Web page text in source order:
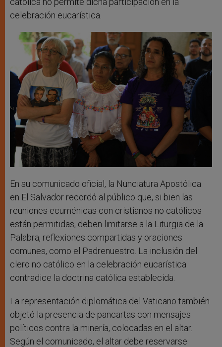
celebración eucarística.
En su comunicado oficial, la Nunciatura Apostólica
en El Salvador recordó al público que, si bien las
reuniones ecuménicas con cristianos no católicos
están permitidas, deben limitarse a la Liturgia de la
Palabra, reflexiones compartidas y oraciones
comunes, como el Padrenuestro. La inclusión del
clero no católico en la celebración eucarística
contradice la doctrina católica establecida.
La representación diplomática del Vaticano también
objetó la presencia de pancartas con mensajes
políticos contra la minería, colocadas en el altar.
Según el comunicado, el altar debe reservarse